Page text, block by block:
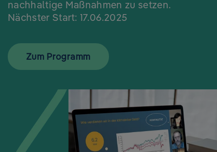
nachhaltige Maßnahmen zu setzen.
Nächster Start: 17.06.2025
Zum Programm